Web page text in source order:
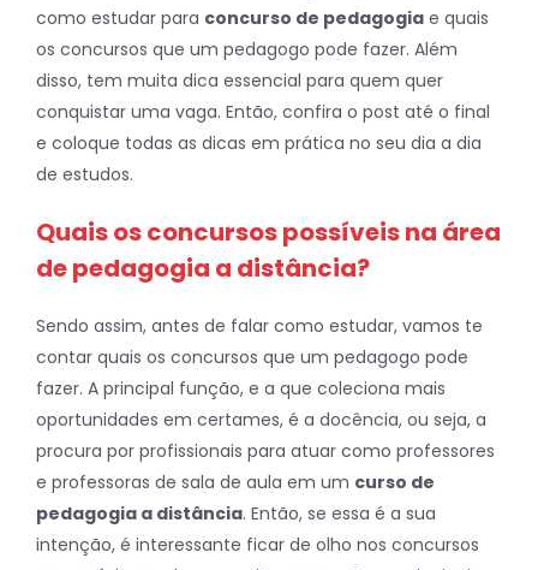
como estudar para concurso de pedagogia e quais
os concursos que um pedagogo pode fazer. Além
disso, tem muita dica essencial para quem quer
conquistar uma vaga. Então, confira o post até o final
e coloque todas as dicas em prática no seu dia a dia
de estudos.
Quais os concursos possíveis na área
de pedagogia a distância?
Sendo assim, antes de falar como estudar, vamos te
contar quais os concursos que um pedagogo pode
fazer. A principal função, e a que coleciona mais
oportunidades em certames, é a docência, ou seja, a
procura por profissionais para atuar como professores
e professoras de sala de aula em um curso de
pedagogia a distância. Então, se essa é a sua
intenção, é interessante ficar de olho nos concursos